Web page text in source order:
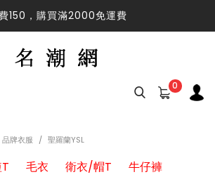
購買滿2000免運費
150，購買滿2000免運費
0
品牌衣服 聖羅蘭YSL
毛衣 衛衣/帽T
牛仔褲